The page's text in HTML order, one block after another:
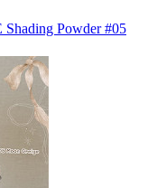
Powder #05